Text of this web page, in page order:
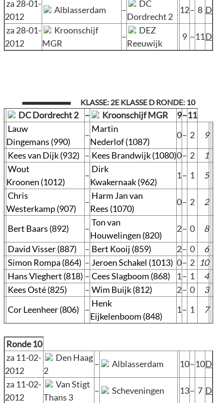
za 28-01-
2012
Alblasserdam –
DC
Dordrecht 2
12– 8 D
za 28-01-
2012
Kroonschijf
MGR
–
DEZ
Reeuwijk
9 –11D
KLASSE: 2E KLASSE D RONDE: 10
DC Dordrecht 2 – Kroonschijf MGR 9–11
Lauw
Dingemans (990)
–
Martin
Nederlof (1087)
0– 2
9
Kees van Dijk (932) – Kees Brandwijk (1080)0– 2
1
Wout
Kroonen (1012)
–
Dirk
Kwakernaak (962)
1– 1
5
Chris
Westerkamp (907)
–
Harm Jan van
Rees (1070)
0– 2 2
Bert Baars (892) –
Ton van
Houwelingen (820)
2– 0
8
David Visser (887)
– Bert Kooij (859) 2– 0
6
Simon Rompa (864) – Jeroen Schakel (1013) 0– 2 10
Hans Vleghert (818) – Cees Slagboom (868) 1– 1
4
Kees Osté (825)
– Wim Buijk (812) 2– 0
3
Cor Leenheer (806)
–
Henk
Eijkelenboom (848)
1– 1 7
Ronde 10
za 11-02-
2012
Den Haag
2
– Alblasserdam 10–10D
za 11-02-
2012
Van Stigt
Thans 3
– Scheveningen 13– 7 D